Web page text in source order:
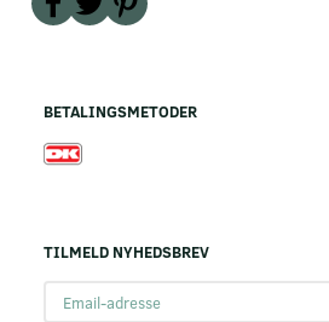
BETALINGSMETODER
TILMELD NYHEDSBREV
adresse